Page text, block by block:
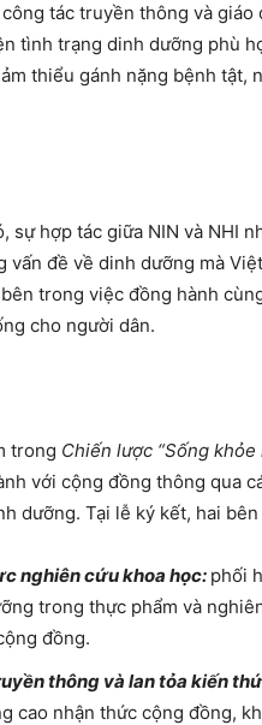
tác truyền thông và
tình trạng dinh dưỡng phù
thiểu gánh nặng bệnh tật,
sự hợp tác giữa NIN và NHI
vấn đề về dinh dưỡng mà
trong việc đồng hành
cho người dân.
trong Chiến lược “Sống
với cộng đồng thông qua
dưỡng. Tại lễ ký kết, hai
nghiên cứu khoa học: phối
trong thực phẩm và
đồng.
thông và lan tỏa kiến
cao nhận thức cộng đồng,